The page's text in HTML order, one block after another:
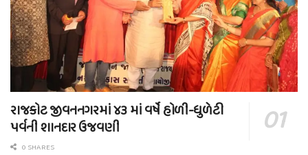
રાજકોટ જીવનનગરમાં ૪૩ માં વર્ષે હોળી-ધુળેટી
પર્વની શાનદાર ઉજવણી
0 SHARES